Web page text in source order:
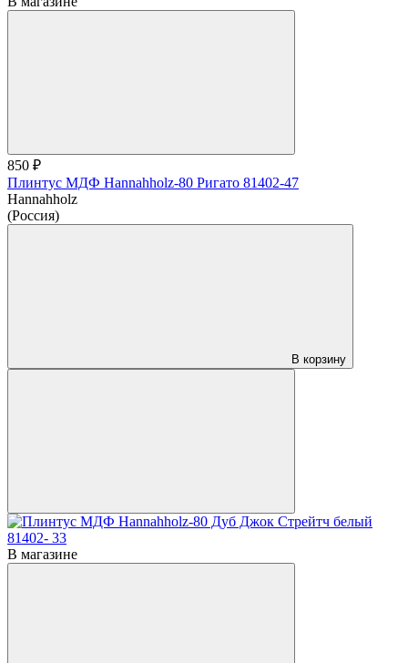
850 ₽
Плинтус МДФ Hannahholz-80 Ригато 81402-47
Hannahholz
(Россия)
В корзину
В магазине